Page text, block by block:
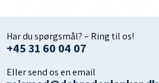
Har du spørgsmål? – Ring til os!
+45 31 60 04 07
Eller send os en email